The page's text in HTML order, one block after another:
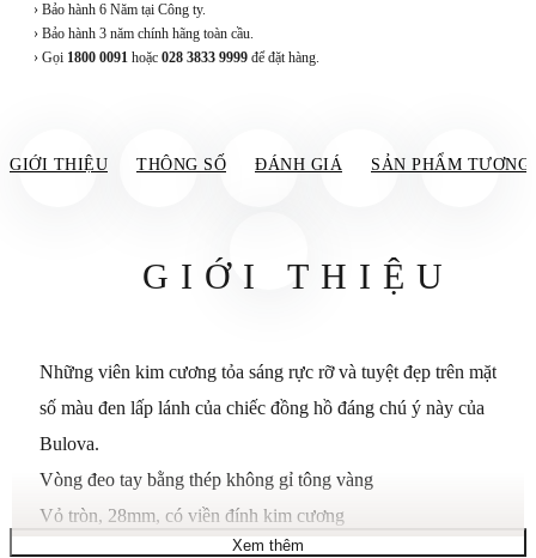
› Bảo hành 6 Năm tại Công ty.
› Bảo hành 3 năm chính hãng toàn cầu.
› Gọi 1800 0091 hoặc 028 3833 9999 để đặt hàng.
GIỚI THIỆU THÔNG SỐ ĐÁNH GIÁ SẢN PHẨM TƯƠNG
GIỚI THIỆU
Những viên kim cương tỏa sáng rực rỡ và tuyệt đẹp trên mặt
số màu đen lấp lánh của chiếc đồng hồ đáng chú ý này của
Bulova.
Vòng đeo tay bằng thép không gỉ tông vàng
Vỏ tròn, 28mm, có viền đính kim cương
Mặt số màu đen với chữ số La Mã, cọc số và kim cương, ba
Xem thêm